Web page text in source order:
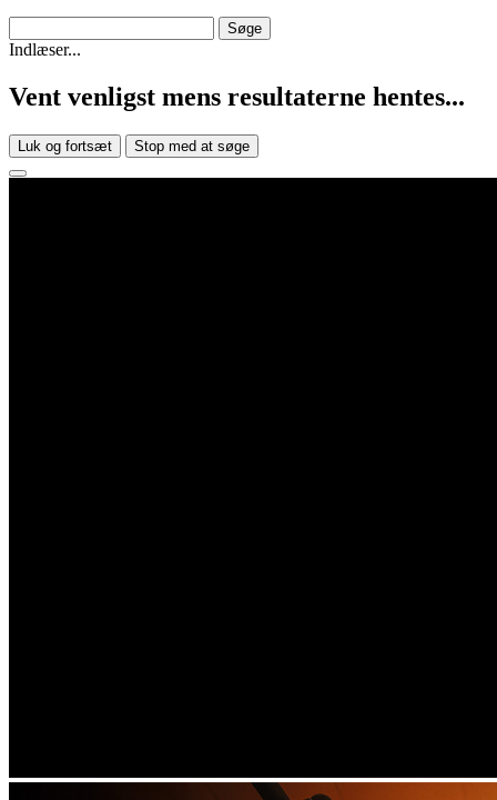
Indlæser...
Vent venligst mens resultaterne hentes...
Luk og fortsæt Stop med at søge